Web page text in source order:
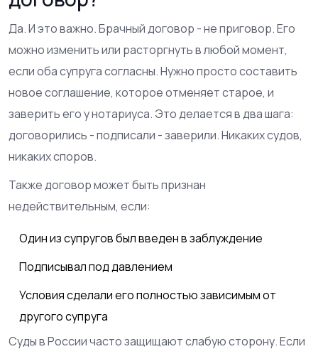
Да. И это важно. Брачный договор - не приговор. Его
можно изменить или расторгнуть в любой момент,
если оба супруга согласны. Нужно просто составить
новое соглашение, которое отменяет старое, и
заверить его у нотариуса. Это делается в два шага:
договорились - подписали - заверили. Никаких судов,
никаких споров.
Также договор может быть признан
недействительным, если:
Один из супругов был введен в заблуждение
Подписывал под давлением
Условия сделали его полностью зависимым от
другого супруга
Суды в России часто защищают слабую сторону. Если